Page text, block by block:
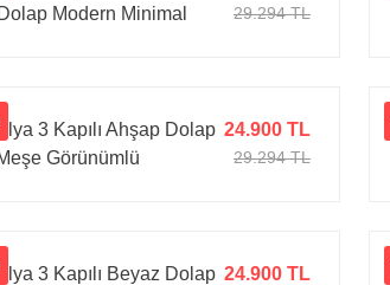
Modern Minimal
29.294 TL
3 Kapılı Ahşap Dolap
Görünümlü
24.900 TL
29.294 TL
3 Kapılı Beyaz Dolap 24.900 TL